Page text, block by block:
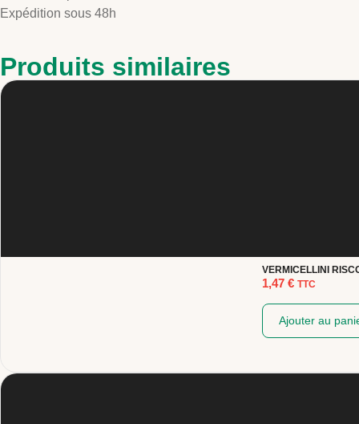
Expédition sous 48h
Produits similaires
VERMICELLINI
1,47€ TTC
Ajouter au